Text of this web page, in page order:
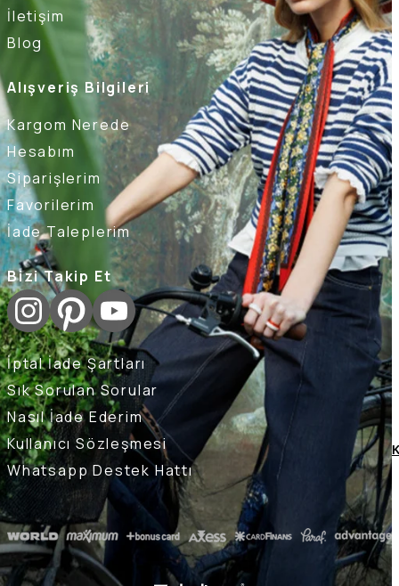
İletişim
Blog
Alışveriş Bilgileri
Kargom Nerede
Hesabım
Siparişlerim
Favorilerim
İade Taleplerim
Bizi Takip Et
İptal İade Şartları
Sık Sorulan Sorular
Nasıl İade Ederim
Kullanıcı Sözleşmesi
Whatsapp Destek Hattı